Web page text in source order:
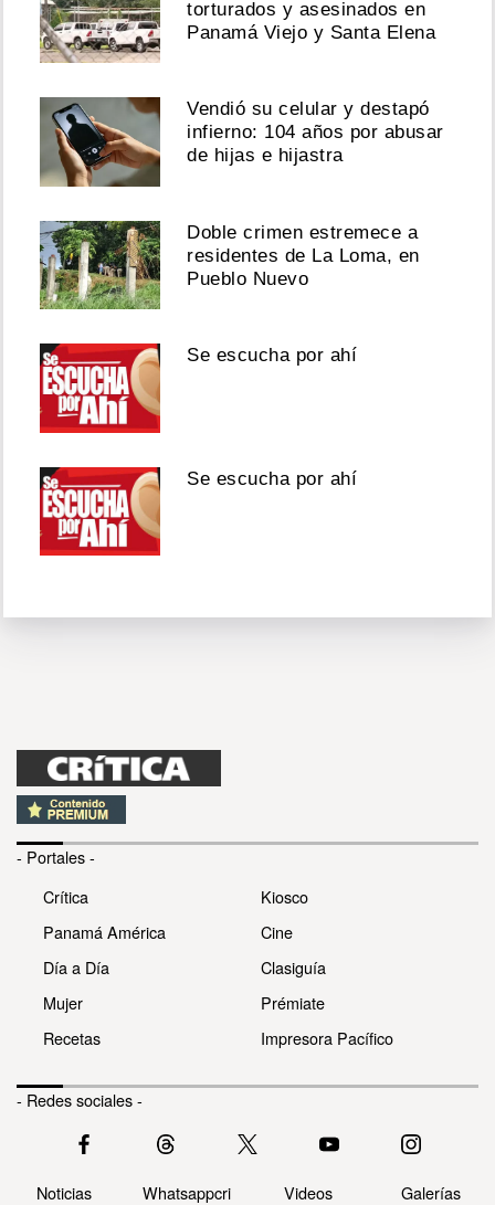
torturados y asesinados en
Panamá Viejo y Santa Elena
Vendió su celular y destapó
infierno: 104 años por abusar
de hijas e hijastra
Doble crimen estremece a
residentes de La Loma, en
Pueblo Nuevo
Se escucha por ahí
Se escucha por ahí
- Portales -
Crítica
Panamá América
Día a Día
Mujer
Recetas
Kiosco
Cine
Clasiguía
Prémiate
Impresora Pacífico
- Redes sociales -
Noticias Whatsappcri Videos Galerías